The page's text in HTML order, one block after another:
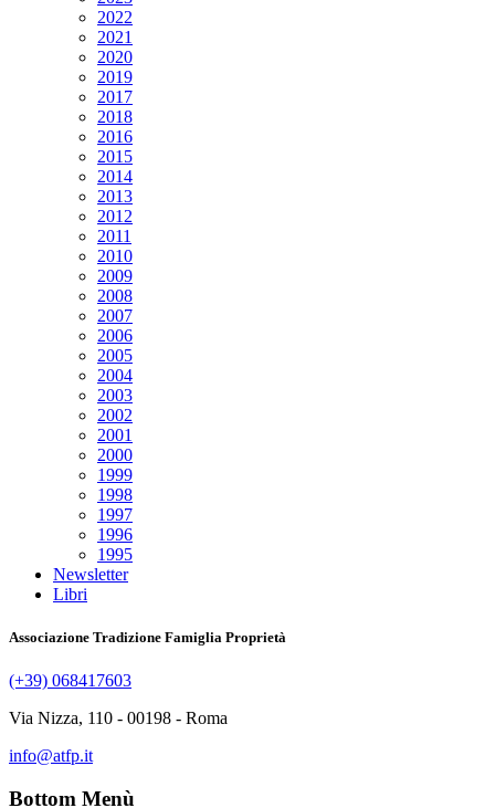
2022
2021
2020
2019
2017
2018
2016
2015
2014
2013
2012
2011
2010
2009
2008
2007
2006
2005
2004
2003
2002
2001
2000
1999
1998
1997
1996
1995
Newsletter
Libri
Associazione Tradizione Famiglia Proprietà
(+39) 068417603
Via Nizza, 110 - 00198 - Roma
info@atfp.it
Bottom Menù